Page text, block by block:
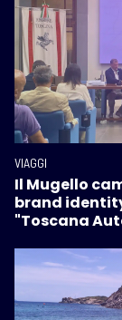
VIAGGI
Il Mugello
brand
"Toscana